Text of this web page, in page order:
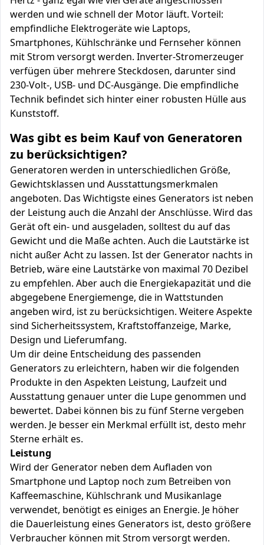
werden und wie schnell der Motor läuft. Vorteil:
empfindliche Elektrogeräte wie Laptops,
Smartphones, Kühlschränke und Fernseher können
mit Strom versorgt werden. Inverter-Stromerzeuger
verfügen über mehrere Steckdosen, darunter sind
230-Volt-, USB- und DC-Ausgänge. Die empfindliche
Technik befindet sich hinter einer robusten Hülle aus
Kunststoff.
Was gibt es beim Kauf von Generatoren
zu berücksichtigen?
Generatoren werden in unterschiedlichen Größe,
Gewichtsklassen und Ausstattungsmerkmalen
angeboten. Das Wichtigste eines Generators ist neben
der Leistung auch die Anzahl der Anschlüsse. Wird das
Gerät oft ein- und ausgeladen, solltest du auf das
Gewicht und die Maße achten. Auch die Lautstärke ist
nicht außer Acht zu lassen. Ist der Generator nachts in
Betrieb, wäre eine Lautstärke von maximal 70 Dezibel
zu empfehlen. Aber auch die Energiekapazität und die
abgegebene Energiemenge, die in Wattstunden
angeben wird, ist zu berücksichtigen. Weitere Aspekte
sind Sicherheitssystem, Kraftstoffanzeige, Marke,
Design und Lieferumfang.
Um dir deine Entscheidung des passenden
Generators zu erleichtern, haben wir die folgenden
Produkte in den Aspekten Leistung, Laufzeit und
Ausstattung genauer unter die Lupe genommen und
bewertet. Dabei können bis zu fünf Sterne vergeben
werden. Je besser ein Merkmal erfüllt ist, desto mehr
Sterne erhält es.
Leistung
Wird der Generator neben dem Aufladen von
Smartphone und Laptop noch zum Betreiben von
Kaffeemaschine, Kühlschrank und Musikanlage
verwendet, benötigt es einiges an Energie. Je höher
die Dauerleistung eines Generators ist, desto größere
Verbraucher können mit Strom versorgt werden.